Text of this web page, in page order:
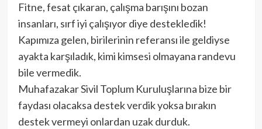
Fitne, fesat çıkaran, çalışma barışını bozan
insanları, sırf iyi çalışıyor diye destekledik!
Kapımıza gelen, birilerinin referansı ile geldiyse
ayakta karşıladık, kimi kimsesi olmayana randevu
bile vermedik.
Muhafazakar Sivil Toplum Kuruluşlarına bize bir
faydası olacaksa destek verdik yoksa bırakın
destek vermeyi onlardan uzak durduk.